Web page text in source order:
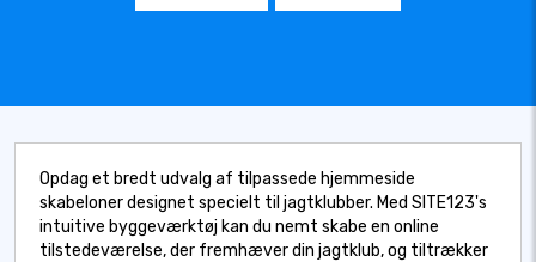
Opdag et bredt udvalg af tilpassede hjemmeside
skabeloner designet specielt til jagtklubber. Med SITE123's
intuitive byggeværktøj kan du nemt skabe en online
tilstedeværelse, der fremhæver din jagtklub, og tiltrækker